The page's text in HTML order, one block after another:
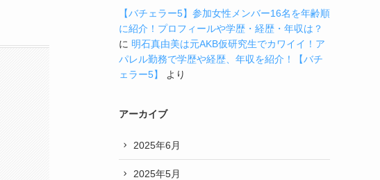
【バチェラー5】参加女性メンバー16名を年齢順
に紹介！プロフィールや学歴・経歴・年収は？
に 明石真由美は元AKB仮研究生でカワイイ！ア
パレル勤務で学歴や経歴、年収を紹介！【バチ
ェラー5】
より
アーカイブ
2025年6月
2025年5月